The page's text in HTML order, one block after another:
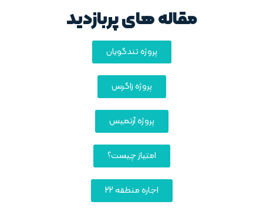
مقاله های پربازدید
پروژه تندگویان
پروژه زاگرس
پروژه آرتمیس
امتیاز چیست؟
اجاره منطقه 22